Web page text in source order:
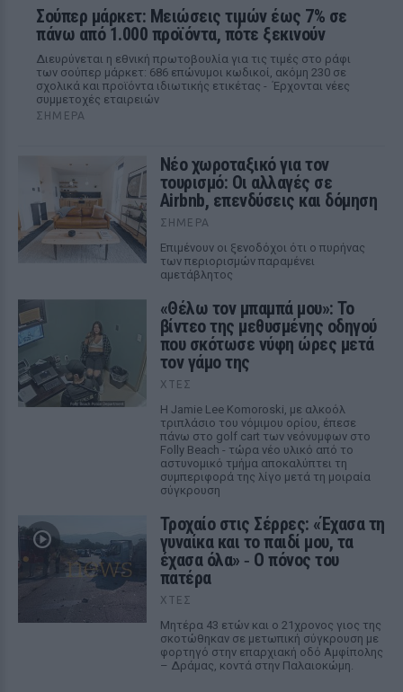
Σούπερ μάρκετ: Μειώσεις τιμών έως 7% σε
πάνω από 1.000 προϊόντα, πότε ξεκινούν
Διευρύνεται η εθνική πρωτοβουλία για τις τιμές στο ράφι
των σούπερ μάρκετ: 686 επώνυμοι κωδικοί, ακόμη 230 σε
σχολικά και προϊόντα ιδιωτικής ετικέτας - Έρχονται νέες
συμμετοχές εταιρειών
ΣΉΜΕΡΑ
Νέο χωροταξικό για τον
τουρισμό: Οι αλλαγές σε
Airbnb, επενδύσεις και δόμηση
ΣΉΜΕΡΑ
Επιμένουν οι ξενοδόχοι ότι ο πυρήνας
των περιορισμών παραμένει
αμετάβλητος
«Θέλω τον μπαμπά μου»: Το
βίντεο της μεθυσμένης οδηγού
που σκότωσε νύφη ώρες μετά
τον γάμο της
ΧΤΕΣ
Η Jamie Lee Komoroski, με αλκοόλ
τριπλάσιο του νόμιμου ορίου, έπεσε
πάνω στο golf cart των νεόνυμφων στο
Folly Beach - τώρα νέο υλικό από το
αστυνομικό τμήμα αποκαλύπτει τη
συμπεριφορά της λίγο μετά τη μοιραία
σύγκρουση
Τροχαίο στις Σέρρες: «Έχασα τη
γυναίκα και το παιδί μου, τα
έχασα όλα» ‑ Ο πόνος του
πατέρα
ΧΤΕΣ
Μητέρα 43 ετών και ο 21χρονος γιος της
σκοτώθηκαν σε μετωπική σύγκρουση με
φορτηγό στην επαρχιακή οδό Αμφίπολης
– Δράμας, κοντά στην Παλαιοκώμη.